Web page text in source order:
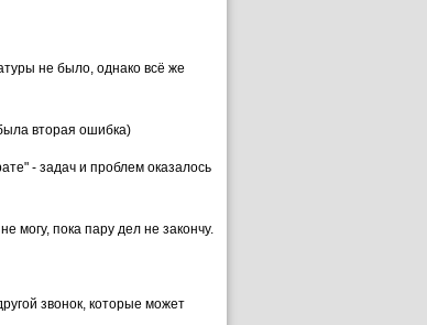
не было, однако всё же
вторая ошибка)
- задач и проблем оказалось
могу, пока пару дел не закончу.
звонок, которые может